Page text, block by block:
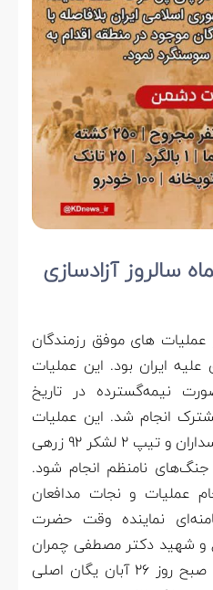
۲۶ آبانماه سالروز آزادسازی
های موفق رزمندگان
ایران بود. این عملیات
نیمه‌گسترده در تاریخ
مشترک انجام شد. این عملیات
قرار بود با مشارکت سپاه پاسداران و تیپ ۲ لشکر ۹۲ زرهی
نامنظم انجام شود.
عملیات و نجات مدافعان
نماینده وقت حضرت
و شهید دکتر مصطفی چمران
انجام گرفته بود و قرار بود صبح روز ۲۶ آبان یگان اصلی